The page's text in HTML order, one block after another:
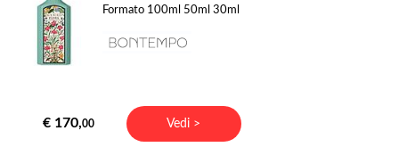
Formato 100ml 50ml 30ml
€ 170,00 Vedi >